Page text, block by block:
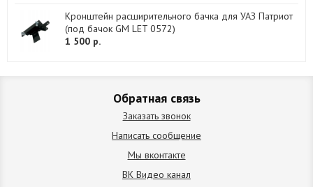
Кронштейн расширительного бачка для УАЗ Патриот
(под бачок GM LET 0572)
1 500 р.
Обратная связь
Заказать звонок
Написать сообщение
Мы вконтакте
ВК Видео канал